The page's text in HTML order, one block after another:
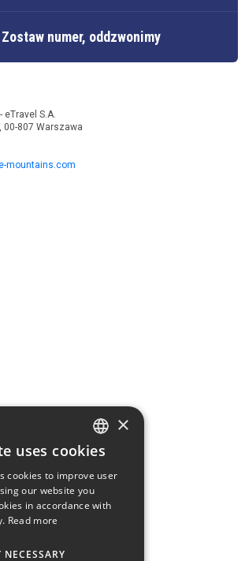
Zostaw numer, oddzwonimy
eTravel S.A.
807 Warszawa
mountains.com
ENGLISH
×
uses cookies
cookies to improve user
our website you
in accordance with
Read more